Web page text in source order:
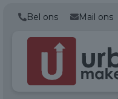
Bel ons Mail ons